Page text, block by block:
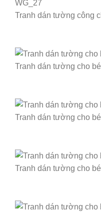
Tranh dán tường công
Tranh dán tường cho
Tranh dán tường cho
Tranh dán tường cho